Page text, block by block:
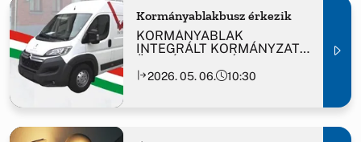
Kormányablakbusz érkezik
KORMÁNYABLAK
INTEGRÁLT KORMÁNYZATI
2026. 05. 06. 10:30